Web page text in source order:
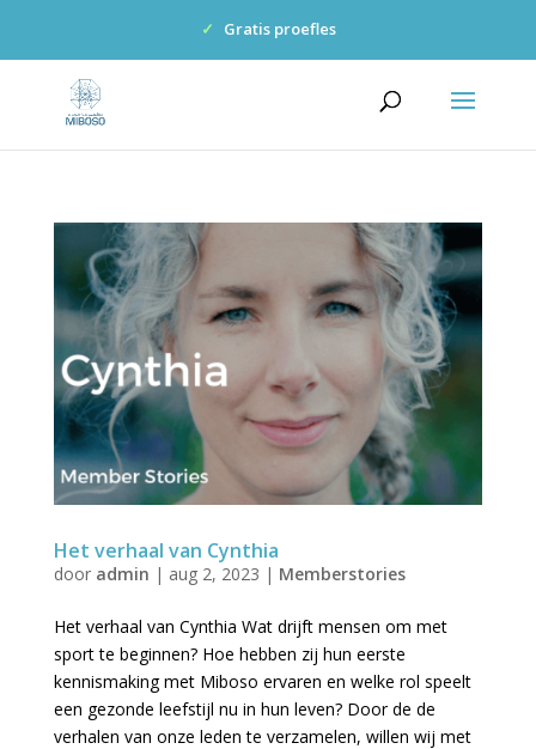
✓ Gratis proefles
Het verhaal van Cynthia
door admin | aug 2, 2023 | Memberstories
Het verhaal van Cynthia Wat drijft mensen om met
sport te beginnen? Hoe hebben zij hun eerste
kennismaking met Miboso ervaren en welke rol speelt
een gezonde leefstijl nu in hun leven? Door de de
verhalen van onze leden te verzamelen, willen wij met